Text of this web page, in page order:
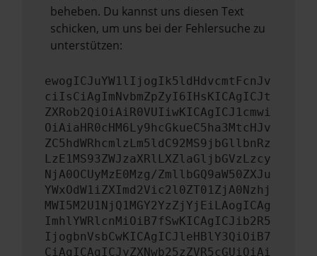
beheben. Du kannst uns diesen Text
schicken, um uns bei der Fehlersuche zu
unterstützen:
ewogICJuYW1lIjogIk5ldHdvcmtFcnJv
ciIsCiAgImNvbmZpZyI6IHsKICAgICJt
ZXRob2QiOiAiR0VUIiwKICAgICJ1cmwi
OiAiaHR0cHM6Ly9hcGkueC5ha3MtcHJv
ZC5hdWRhcmlzLm5ldC92MS9jbGllbnRz
LzE1MS93ZWJzaXRlLXZlaGljbGVzLzcy
NjA0OCUyMzE0Mzg/ZmllbGQ9aW50ZXJu
YWxOdW1iZXImd2Vic2l0ZT01ZjA0Nzhj
MWI5M2U1NjQ1MGY2YzZjYjEiLAogICAg
ImhlYWRlcnMiOiB7fSwKICAgICJib2R5
IjogbnVsbCwKICAgICJleHBlY3QiOiB7
CiAgICAgICJyZXNwb25zZVR5cGUiOiAi